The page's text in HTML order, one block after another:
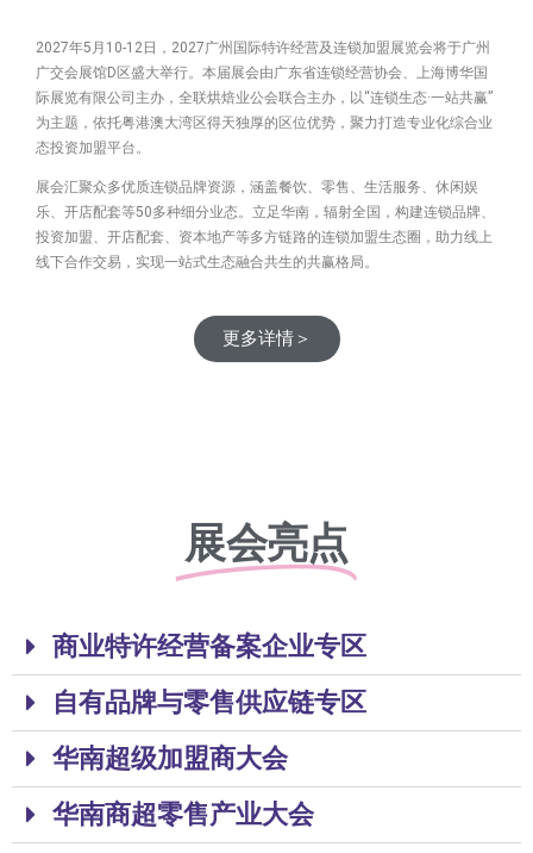
2027年5月10-12日，2027广州国际特许经营及连锁加盟展览会将于广州
广交会展馆D区盛大举行。本届展会由广东省连锁经营协会、上海博华国
际展览有限公司主办，全联烘焙业公会联合主办，以“连锁生态·一站共赢”
为主题，依托粤港澳大湾区得天独厚的区位优势，聚力打造专业化综合业
态投资加盟平台。
展会汇聚众多优质连锁品牌资源，涵盖餐饮、零售、生活服务、休闲娱
乐、开店配套等50多种细分业态。立足华南，辐射全国，构建连锁品牌、
投资加盟、开店配套、资本地产等多方链路的连锁加盟生态圈，助力线上
线下合作交易，实现一站式生态融合共生的共赢格局。
更多详情＞
展会亮点
商业特许经营备案企业专区
自有品牌与零售供应链专区
华南超级加盟商大会
华南商超零售产业大会